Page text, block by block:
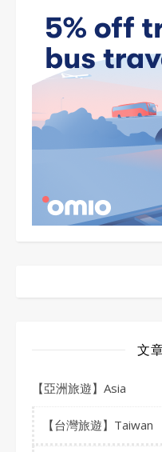
文
【亞洲旅遊】Asia
【台灣旅遊】Taiwan